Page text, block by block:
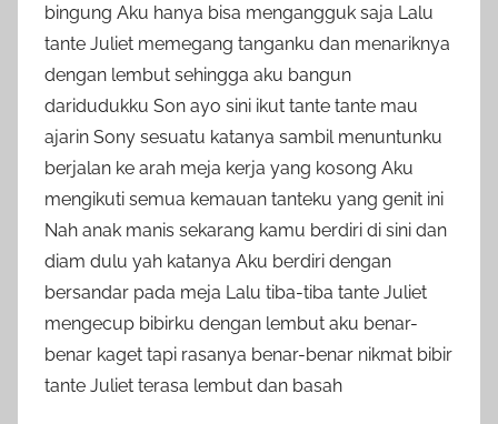
bingung Aku hanya bisa mengangguk saja Lalu
tante Juliet memegang tanganku dan menariknya
dengan lembut sehingga aku bangun
daridudukku Son ayo sini ikut tante tante mau
ajarin Sony sesuatu katanya sambil menuntunku
berjalan ke arah meja kerja yang kosong Aku
mengikuti semua kemauan tanteku yang genit ini
Nah anak manis sekarang kamu berdiri di sini dan
diam dulu yah katanya Aku berdiri dengan
bersandar pada meja Lalu tiba-tiba tante Juliet
mengecup bibirku dengan lembut aku benar-
benar kaget tapi rasanya benar-benar nikmat bibir
tante Juliet terasa lembut dan basah